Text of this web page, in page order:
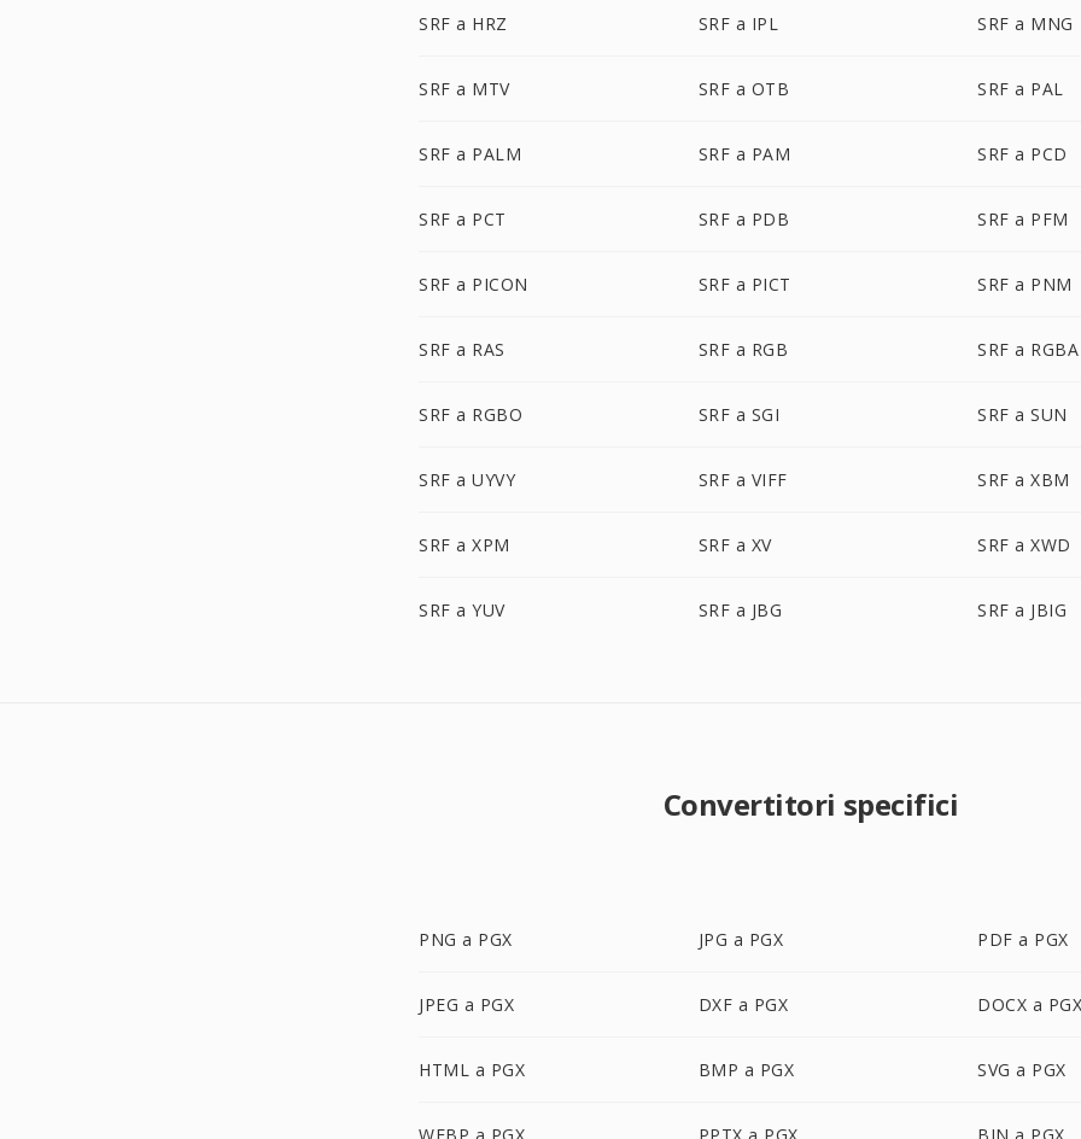
SRF a HRZ SRF a IPL SRF a MNG
SRF a MTV SRF a OTB SRF a PAL
SRF a PALM SRF a PAM SRF a PCD
SRF a PCT SRF a PDB SRF a PFM
SRF a PICON SRF a PICT SRF a PNM
SRF a RAS SRF a RGB SRF a RGBA
SRF a RGBO SRF a SGI SRF a SUN
SRF a UYVY SRF a VIFF SRF a XBM
SRF a XPM SRF a XV SRF a XWD
SRF a YUV SRF a JBG SRF a JBIG
Convertitori specifici
PNG a PGX JPG a PGX PDF a PGX
JPEG a PGX DXF a PGX DOCX a
HTML a PGX BMP a PGX SVG a PGX